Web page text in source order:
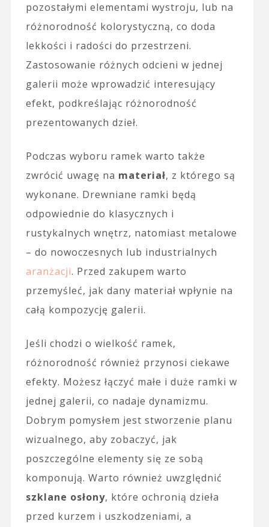
pozostałymi elementami wystroju, lub na
różnorodność kolorystyczną, co doda
lekkości i radości do przestrzeni.
Zastosowanie różnych odcieni w jednej
galerii może wprowadzić interesujący
efekt, podkreślając różnorodność
prezentowanych dzieł.
Podczas wyboru ramek warto także
zwrócić uwagę na materiał, z którego są
wykonane. Drewniane ramki będą
odpowiednie do klasycznych i
rustykalnych wnętrz, natomiast metalowe
– do nowoczesnych lub industrialnych
aranżacji. Przed zakupem warto
przemyśleć, jak dany materiał wpłynie na
całą kompozycję galerii.
Jeśli chodzi o wielkość ramek,
różnorodność również przynosi ciekawe
efekty. Możesz łączyć małe i duże ramki w
jednej galerii, co nadaje dynamizmu.
Dobrym pomysłem jest stworzenie planu
wizualnego, aby zobaczyć, jak
poszczególne elementy się ze sobą
komponują. Warto również uwzględnić
szklane osłony, które ochronią dzieła
przed kurzem i uszkodzeniami, a